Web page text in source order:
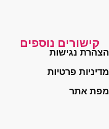
קישורים נוספים
הצהרת נגישות
מדיניות פרטיות
מפת אתר